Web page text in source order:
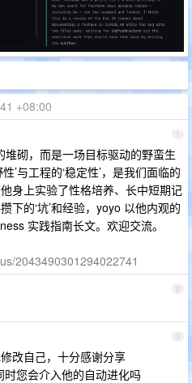
+08:00
1
砌，而是一场目标驱动的野蛮生
’与工程的‘稳定性’，是我们面临的
身上实验了性格培养、长中短期记
下的‘坑’和经验，yoyo 以他内观的
实践指南长文。欢迎交流。
2043490301294022741
2
3
改自己，十分感谢分享
您会介入他的自动进化吗